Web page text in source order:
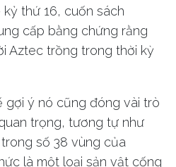
kỷ thứ 16, cuốn sách
cấp bằng chứng rằng
Aztec trồng trong thời kỳ
gợi ý nó cũng đóng vài trò
trọng, tương tự như
số 38 vùng của
là một loại sản vật cống